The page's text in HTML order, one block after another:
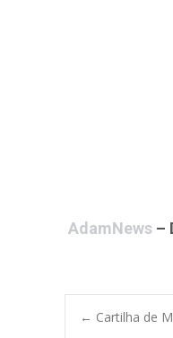
AdamNews –
← Cartilha de